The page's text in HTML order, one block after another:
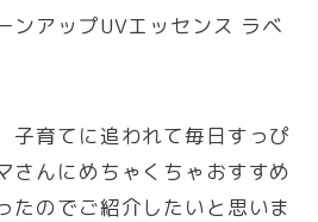
ンアップUVエッセンス ラベ
子育てに追われて毎日すっぴ
さんにめちゃくちゃおすすめ
たのでご紹介したいと思いま